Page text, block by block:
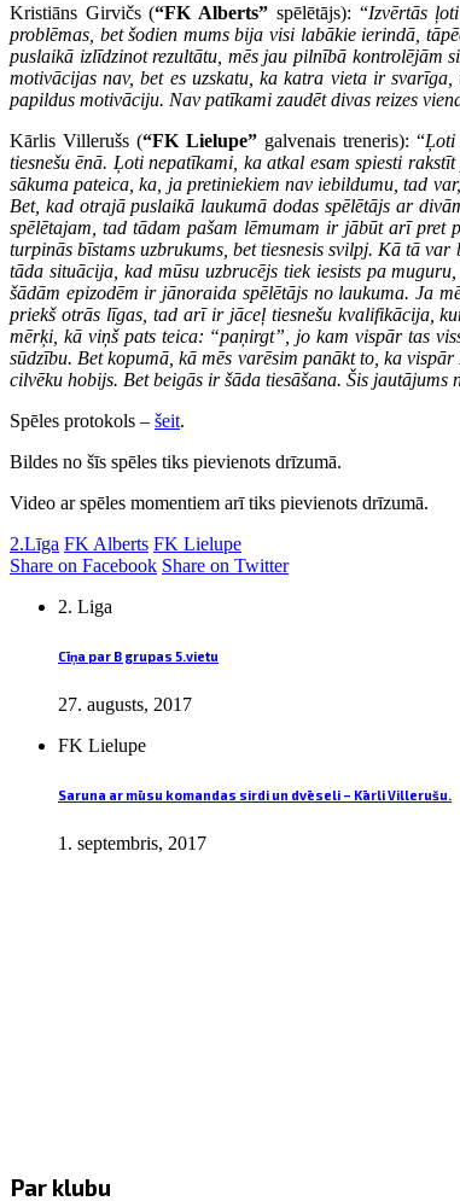
Kristiāns Girvičs (“FK Alberts” spēlētājs): “Izvērtās
problēmas, bet šodien mums bija visi labākie ierindā,
puslaikā izlīdzinot rezultātu, mēs jau pilnībā kontrolējām
motivācijas nav, bet es uzskatu, ka katra vieta ir
papildus motivāciju. Nav patīkami zaudēt divas reizes
Kārlis Villerušs (“FK Lielupe”galvenais treneris): “Ļoti
tiesnešu ēnā. Ļoti nepatīkami, ka atkal esam spiesti
sākuma pateica, ka, ja pretiniekiem nav iebildumu, tad
Bet, kad otrajā puslaikā laukumā dodas spēlētājs ar
spēlētajam, tad tādam pašam lēmumam ir jābūt arī pret
turpinās bīstams uzbrukums, bet tiesnesis svilpj. Kā tā
tāda situācija, kad mūsu uzbrucējs tiek iesists pa
šādām epizodēm ir jānoraida spēlētājs no laukuma. Ja
priekš otrās līgas, tad arī ir jāceļ tiesnešu kvalifikācija,
mērķi, kā viņš pats teica: “paņirgt”, jo kam vispār tas
sūdzību. Bet kopumā, kā mēs varēsim panākt to, ka
cilvēku hobijs. Bet beigās ir šāda tiesāšana. Šis
Spēles protokols – šeit.
Bildes no šīs spēles tiks pievienots drīzumā.
Video ar spēles momentiem arī tiks pievienots drīzumā.
2.Līga FK Alberts FK Lielupe
Share on Facebook Share on Twitter
2. Liga
Cīņa par B grupas 5.vietu
27. augusts, 2017
FK Lielupe
Saruna ar mūsu komandas sirdi un dvēseli – Kārli Villerušu.
1. septembris, 2017
Par klubu